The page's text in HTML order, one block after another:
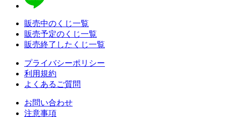
販売中のくじ一覧
販売予定のくじ一覧
販売終了したくじ一覧
プライバシーポリシー
利用規約
よくあるご質問
お問い合わせ
注意事項